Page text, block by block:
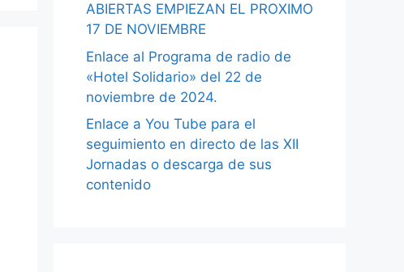
ABIERTAS EMPIEZAN EL PROXIMO
17 DE NOVIEMBRE
Enlace al Programa de radio de
«Hotel Solidario» del 22 de
noviembre de 2024.
Enlace a You Tube para el
seguimiento en directo de las XII
Jornadas o descarga de sus
contenido